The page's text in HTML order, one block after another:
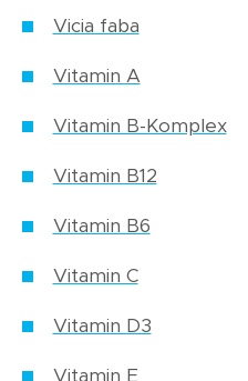
Vicia faba
Vitamin A
Vitamin B-Komplex
Vitamin B12
Vitamin B6
Vitamin C
Vitamin D3
Vitamin E